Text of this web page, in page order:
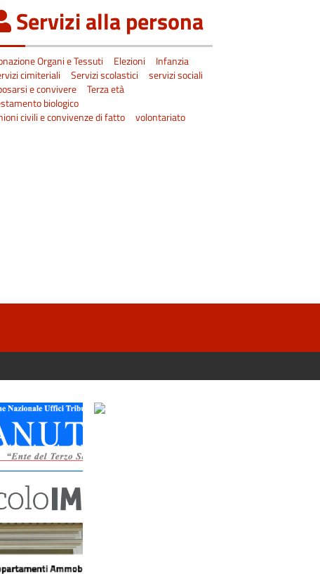
Servizi alla persona
Organi e Tessuti Elezioni
Infanzia
cimiteriali
Servizi scolastici
servizi sociali
e convivere
Terza età
biologico
civili e convivenze di fatto
volontariato